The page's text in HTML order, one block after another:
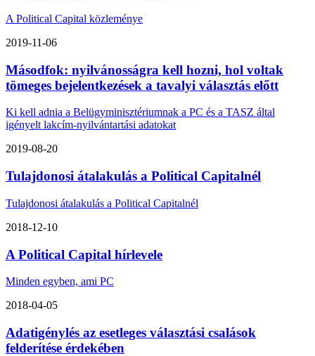
A Political Capital közleménye
2019-11-06
Másodfok: nyilvánosságra kell hozni, hol voltak
tömeges bejelentkezések a tavalyi választás előtt
Ki kell adnia a Belügyminisztériumnak a PC és a TASZ által
igényelt lakcím-nyilvántartási adatokat
2019-08-20
Tulajdonosi átalakulás a Political Capitalnél
Tulajdonosi átalakulás a Political Capitalnél
2018-12-10
A Political Capital hírlevele
Minden egyben, ami PC
2018-04-05
Adatigénylés az esetleges választási csalások
felderítése érdekében